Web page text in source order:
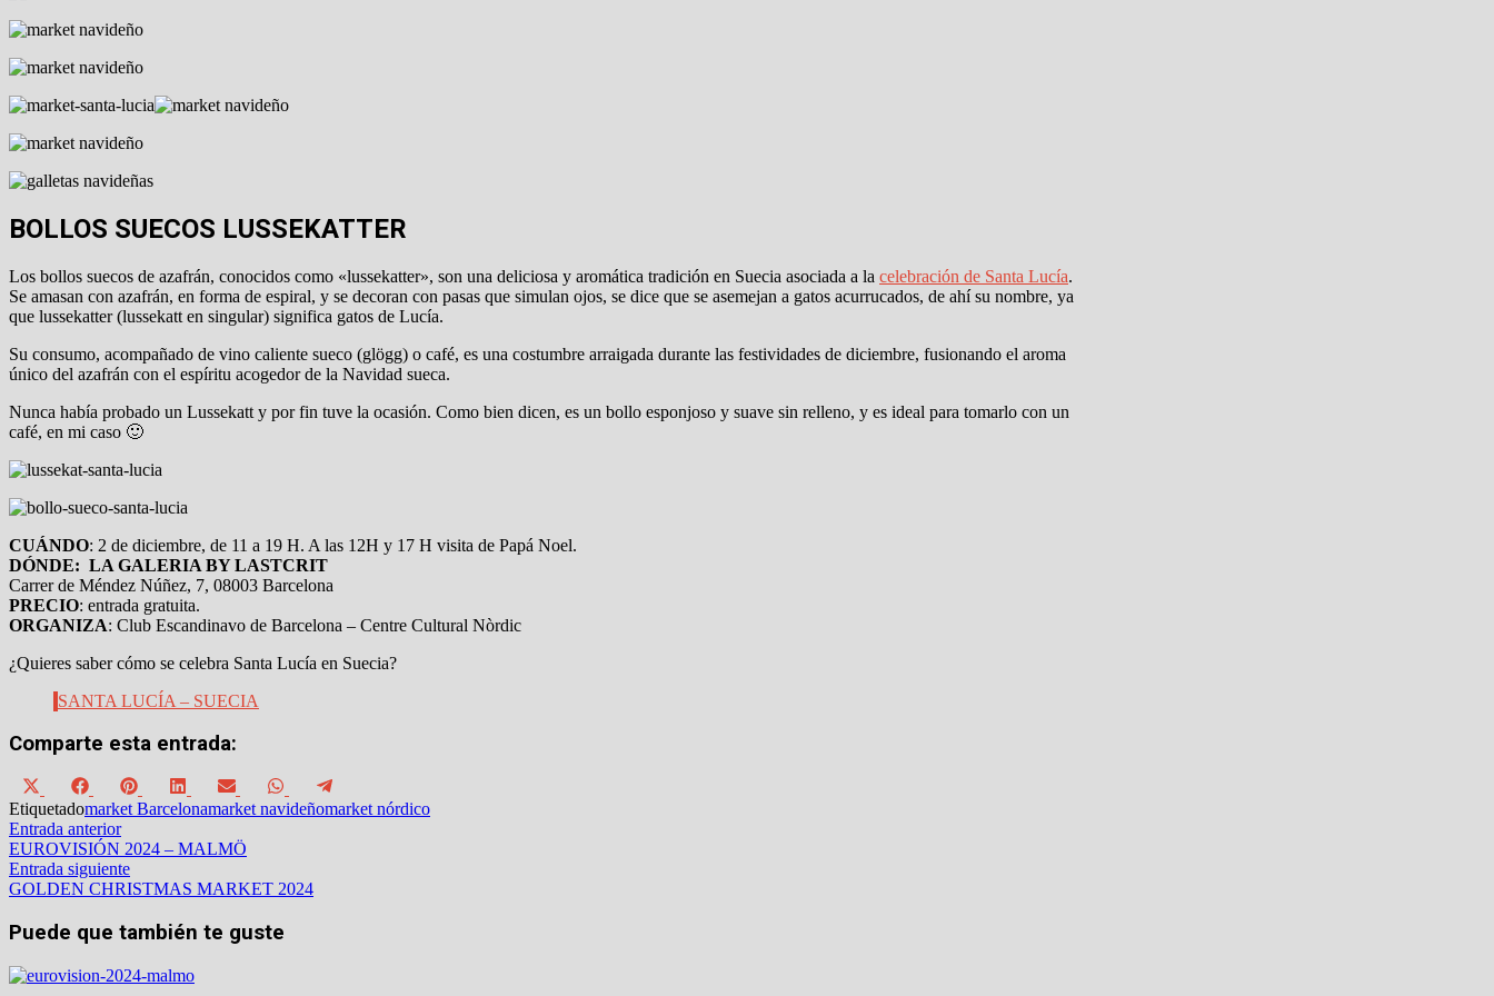
BOLLOS SUECOS LUSSEKATTER
Los bollos suecos de azafrán, conocidos como «lussekatter», son una deliciosa y aromática tradición en Suecia asociada a la celebración de Santa Lucía.
Se amasan con azafrán, en forma de espiral, y se decoran con pasas que simulan ojos, se dice que se asemejan a gatos acurrucados, de ahí su nombre, ya
que lussekatter (lussekatt en singular) significa gatos de Lucía.
Su consumo, acompañado de vino caliente sueco (glögg) o café, es una costumbre arraigada durante las festividades de diciembre, fusionando el aroma
único del azafrán con el espíritu acogedor de la Navidad sueca.
Nunca había probado un Lussekatt y por fin tuve la ocasión. Como bien dicen, es un bollo esponjoso y suave sin relleno, y es ideal para tomarlo con un
café, en mi caso 🙂
CUÁNDO: 2 de diciembre, de 11 a 19 H. A las 12H y 17 H visita de Papá Noel.
DÓNDE: LA GALERIA BY LASTCRIT
Carrer de Méndez Núñez, 7, 08003 Barcelona
PRECIO: entrada gratuita.
ORGANIZA: Club Escandinavo de Barcelona – Centre Cultural Nòrdic
¿Quieres saber cómo se celebra Santa Lucía en Suecia?
SANTA LUCÍA – SUECIA
Comparte esta entrada:
Compartir
en
X
(Twitter)
Compartir
en
Facebook
Compartir
en
Compartir
en
Compartir
en
Compartir
en
en
Etiquetadomarket Barcelonamarket navideñomarket nórdico
Navegación
de
entradas
Entrada anteriorEntrada
anterior:
EUROVISIÓN 2024 – MALMÖ
Entrada siguienteEntrada
siguiente:
GOLDEN CHRISTMAS MARKET 2024
Puede que también te guste